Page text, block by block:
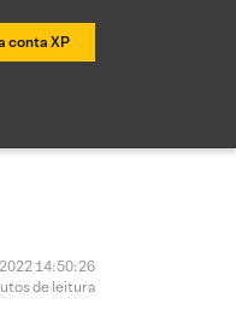
conta XP
14:50:26
de leitura